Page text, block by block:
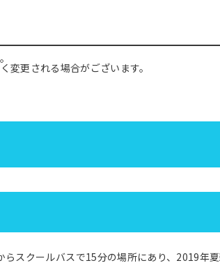
更される場合がございます。
らスクールバスで15分の場所にあり、2019年